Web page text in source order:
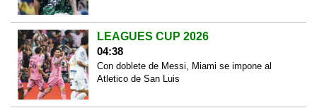
LEAGUES CUP 2026
04:38
Con doblete de Messi, Miami se impone al
Atletico de San Luis